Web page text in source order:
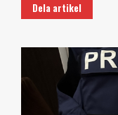
Dela artikel